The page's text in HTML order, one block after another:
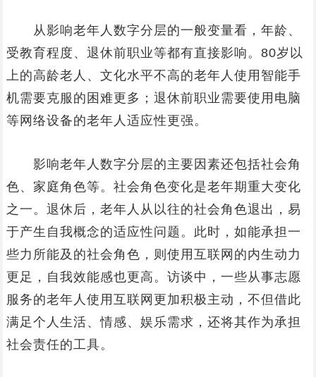
从影响老年人数字分层的一般变量看，年龄、
受教育程度、退休前职业等都有直接影响。80岁以
上的高龄老人、文化水平不高的老年人使用智能手
机需要克服的困难更多；退休前职业需要使用电脑
等网络设备的老年人适应性更强。
影响老年人数字分层的主要因素还包括社会角
色、家庭角色等。社会角色变化是老年期重大变化
之一。退休后，老年人从以往的社会角色退出，易
于产生自我概念的适应性问题。此时，如能承担一
些力所能及的社会角色，则使用互联网的内生动力
更足，自我效能感也更高。访谈中，一些从事志愿
服务的老年人使用互联网更加积极主动，不但借此
满足个人生活、情感、娱乐需求，还将其作为承担
社会责任的工具。